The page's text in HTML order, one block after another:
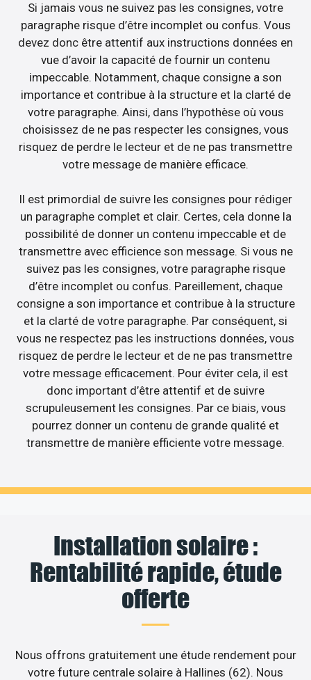
Si jamais vous ne suivez pas les consignes, votre
paragraphe risque d’être incomplet ou confus. Vous
devez donc être attentif aux instructions données en
vue d’avoir la capacité de fournir un contenu
impeccable. Notamment, chaque consigne a son
importance et contribue à la structure et la clarté de
votre paragraphe. Ainsi, dans l’hypothèse où vous
choisissez de ne pas respecter les consignes, vous
risquez de perdre le lecteur et de ne pas transmettre
votre message de manière efficace.
Il est primordial de suivre les consignes pour rédiger
un paragraphe complet et clair. Certes, cela donne la
possibilité de donner un contenu impeccable et de
transmettre avec efficience son message. Si vous ne
suivez pas les consignes, votre paragraphe risque
d’être incomplet ou confus. Pareillement, chaque
consigne a son importance et contribue à la structure
et la clarté de votre paragraphe. Par conséquent, si
vous ne respectez pas les instructions données, vous
risquez de perdre le lecteur et de ne pas transmettre
votre message efficacement. Pour éviter cela, il est
donc important d’être attentif et de suivre
scrupuleusement les consignes. Par ce biais, vous
pourrez donner un contenu de grande qualité et
transmettre de manière efficiente votre message.
Installation solaire :
Rentabilité rapide, étude
offerte
Nous offrons gratuitement une étude rendement pour
votre future centrale solaire à Hallines (62). Nous